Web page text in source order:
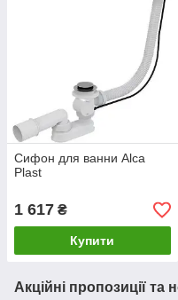
Сифон для ванни Alca
Plast
1 617 ₴
Купити
Акційні пропозиції та